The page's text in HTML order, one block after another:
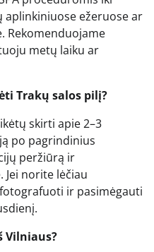
ežeruose ar
Rekomenduojame
metų laiku ar
Trakų salos pilį?
skirti apie 2–3
po pagrindinius
peržiūrą ir
Jei norite lėčiau
ir pasimėgauti
Vilniaus?